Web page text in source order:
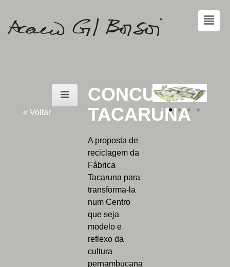
« Voltar
CONCURSO
TACARUNA
A proposta de
reciclagem da
Fábrica
Tacaruna para
transforma-la
num Centro
que seja
modelo e
reflexo da
cultura
pernambucana